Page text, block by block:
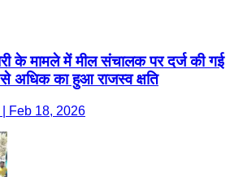
के मामले में मील संचालक पर दर्ज की गई
अधिक का हुआ राजस्व क्षति
Feb 18, 2026